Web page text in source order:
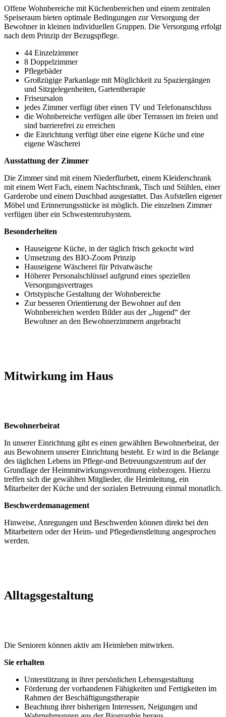
Offene Wohnbereiche mit Küchenbereichen und einem zentralen
Speiseraum bieten optimale Bedingungen zur Versorgung der
Bewohner in kleinen individuellen Gruppen. Die Versorgung erfolgt
nach dem Prinzip der Bezugspflege.
44 Einzelzimmer
8 Doppelzimmer
Pflegebäder
Großzügige Parkanlage mit Möglichkeit zu Spaziergängen
und Sitzgelegenheiten, Gartentherapie
Friseursalon
jedes Zimmer verfügt über einen TV und Telefonanschluss
die Wohnbereiche verfügen alle über Terrassen im freien und
sind barrierefrei zu erreichen
die Einrichtung verfügt über eine eigene Küche und eine
eigene Wäscherei
Ausstattung der Zimmer
Die Zimmer sind mit einem Niederflurbett, einem Kleiderschrank
mit einem Wert Fach, einem Nachtschrank, Tisch und Stühlen, einer
Garderobe und einem Duschbad ausgestattet. Das Aufstellen eigener
Möbel und Erinnerungsstücke ist möglich. Die einzelnen Zimmer
verfügen über ein Schwesternrufsystem.
Besonderheiten
Hauseigene Küche, in der täglich frisch gekocht wird
Umsetzung des BIO-Zoom Prinzip
Hauseigene Wäscherei für Privatwäsche
Höherer Personalschlüssel aufgrund eines speziellen
Versorgungsvertrages
Ortstypische Gestaltung der Wohnbereiche
Zur besseren Orientierung der Bewohner auf den
Wohnbereichen werden Bilder aus der „Jugend“ der
Bewohner an den Bewohnerzimmern angebracht
Mitwirkung im Haus
Bewohnerbeirat
In unserer Einrichtung gibt es einen gewählten Bewohnerbeirat, der
aus Bewohnern unserer Einrichtung besteht. Er wird in die Belange
des täglichen Lebens im Pflege-und Betreuungszentrum auf der
Grundlage der Heimmitwirkungsverordnung einbezogen. Hierzu
treffen sich die gewählten Mitglieder, die Heimleitung, ein
Mitarbeiter der Küche und der sozialen Betreuung einmal monatlich.
Beschwerdemanagement
Hinweise, Anregungen und Beschwerden können direkt bei den
Mitarbeitern oder der Heim- und Pflegedienstleitung angesprochen
werden.
Alltagsgestaltung
Die Senioren können aktiv am Heimleben mitwirken.
Sie erhalten
Unterstützung in ihrer persönlichen Lebensgestaltung
Förderung der vorhandenen Fähigkeiten und Fertigkeiten im
Rahmen der Beschäftigungstherapie
Beachtung ihrer bisherigen Interessen, Neigungen und